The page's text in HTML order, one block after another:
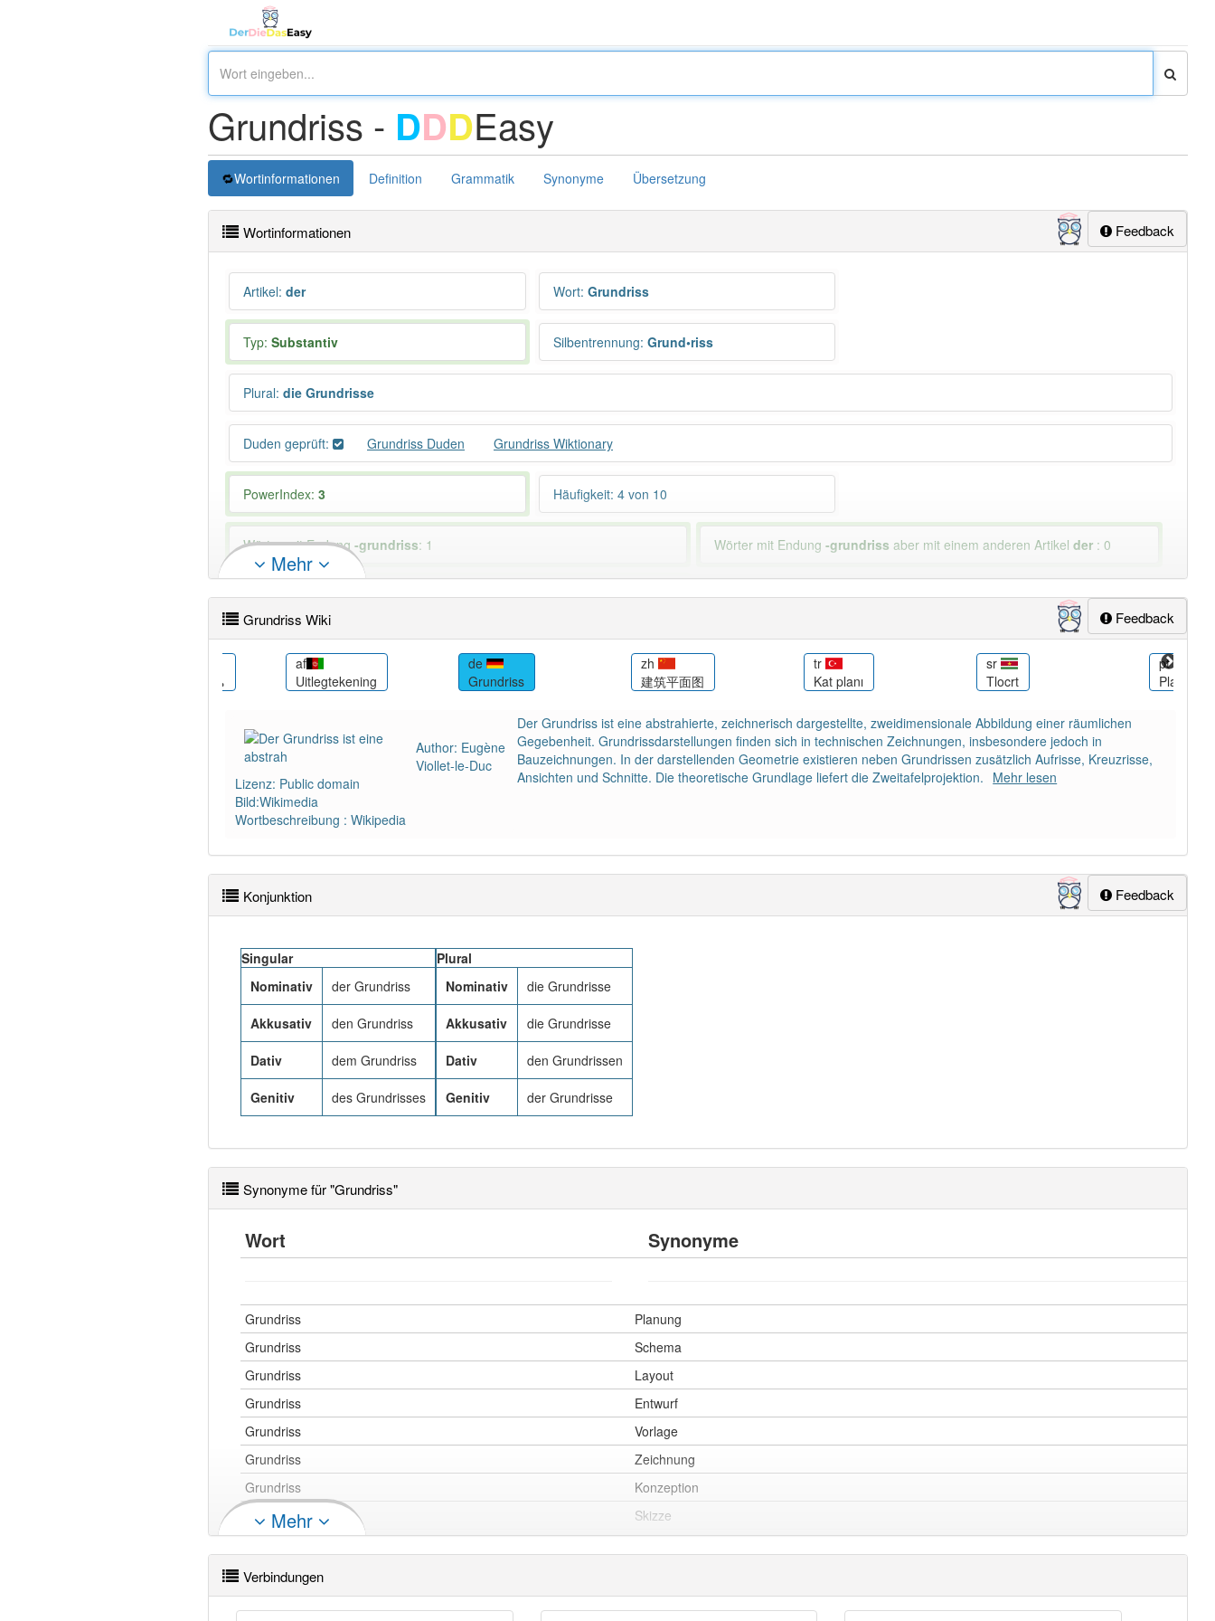
Grundriss - DDDEasy
Wortinformationen Definition Grammatik Synonyme Übersetzung
Feedback
Wortinformationen
Artikel: der Wort: Grundriss
Typ: Substantiv Silbentrennung: Grund•riss
Plural: die Grundrisse
Duden geprüft: Grundriss Duden Grundriss Wiktionary
PowerIndex: 3 Häufigkeit: 4 von 10
Wörter mit Endung -grundriss: 1 Wörter mit Endung-grundriss aber mit einem anderen Artikelder : 0
90% unserer Spielapp-Nutzer haben den Artikel korrekt erraten.
Mehr
Feedback
Grundriss Wiki
مخطط أرضية الدور
af
Uitlegtekening
de
Grundriss
zh
建筑平面图
tr
Kat planı
sr
Tlocrt
pt
Planta
Author: Eugène
Viollet-le-Duc
Lizenz: Public domain
Bild:Wikimedia
Wortbeschreibung : Wikipedia
Der Grundriss ist eine abstrahierte, zeichnerisch dargestellte, zweidimensionale Abbildung einer räumlichen
Gegebenheit. Grundrissdarstellungen finden sich in technischen Zeichnungen, insbesondere jedoch in
Bauzeichnungen. In der darstellenden Geometrie existieren neben Grundrissen zusätzlich Aufrisse, Kreuzrisse,
Ansichten und Schnitte. Die theoretische Grundlage liefert die Zweitafelprojektion. Mehr lesen
Feedback
Konjunktion
Singular
Nominativ
der Grundriss
Akkusativ den Grundriss
Dativ dem Grundriss
Genitiv des Grundrisses
Plural
Nominativ
die Grundrisse
Akkusativ die Grundrisse
Dativ den Grundrissen
Genitiv der Grundrisse
Synonyme für "Grundriss"
Wort Synonyme
Grundriss
Planung
Grundriss
Schema
Grundriss
Layout
Grundriss
Entwurf
Grundriss
Vorlage
Grundriss
Zeichnung
Grundriss
Konzeption
Grundriss
Skizze
Grundriss openthesaurus
Mehr
Verbindungen